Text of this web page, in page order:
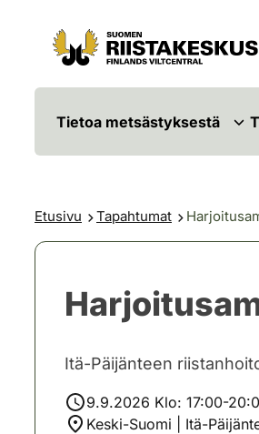
Siirry sisältöön
Siirry sivustokarttaan
Tietoa metsästyksestä
Etusivu Tapahtumat
Itä-Päijänteen
9.9.2026 Klo: 17:00-
Keski-Suomi | Itä-